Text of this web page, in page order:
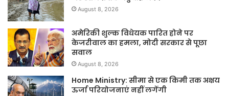
August 8, 2026
अमेरिकी शुल्क विधेयक पारित होने पर
केजरीवाल का हमला, मोदी सरकार से पूछा
सवाल
August 8, 2026
Home Ministry: सीमा से एक किमी तक अक्षय
ऊर्जा परियोजनाएं नहीं लगेंगी